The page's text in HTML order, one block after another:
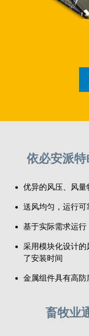
畜牧业
依必安派特
优异的风压、风
送风均匀，运行可
基于实际需求运行
采用模块化设计
了安装时间
金属组件具有高